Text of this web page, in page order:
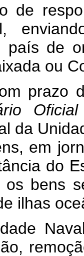
de
país de
ou
prazo
da
em
do
bens
ilhas